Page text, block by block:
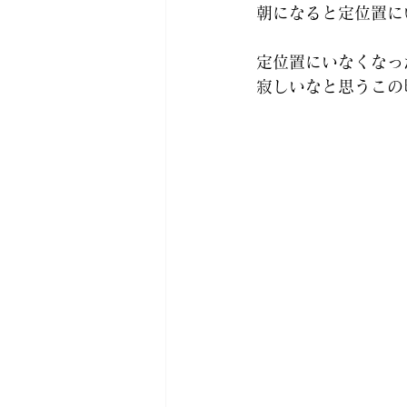
朝になると定位置に
定位置にいなくなっ
寂しいなと思うこの